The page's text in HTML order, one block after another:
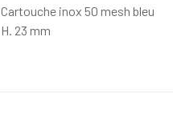
Cartouche inox 50 mesh bleu
H. 23 mm